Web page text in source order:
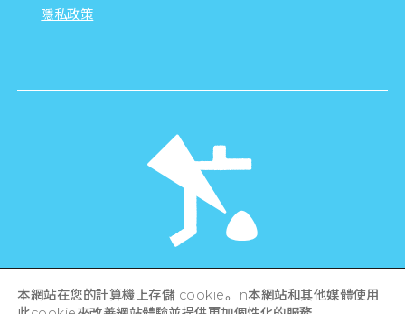
隱私政策
Hiroshima Prefecture / Hiroshima City .
本網站在您的計算機上存儲 cookie。 n本網站和其他媒體使用